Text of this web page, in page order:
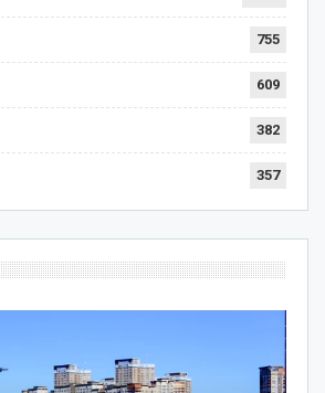
755
609
382
357